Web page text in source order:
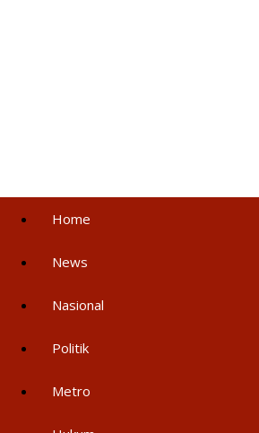
Home
News
Nasional
Politik
Metro